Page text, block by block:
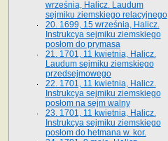
września, Halicz. Laudum
sejmiku ziemskiego relacyjnego
20. 1699, 15 września, Halicz.
Instrukcya sejmiku ziemskiego
posłom do prymasa
21. 1701, 11 kwietnia, Halicz.
Laudum sejmiku ziemskiego
przedsejmowego
22. 1701, 11 kwietnia, Halicz.
Instrukcya sejmiku ziemskiego
posłom na sejm walny
23. 1701, 11 kwietnia, Halicz.
Instrukcya sejmiku ziemskiego
posłom do hetmana w. kor.